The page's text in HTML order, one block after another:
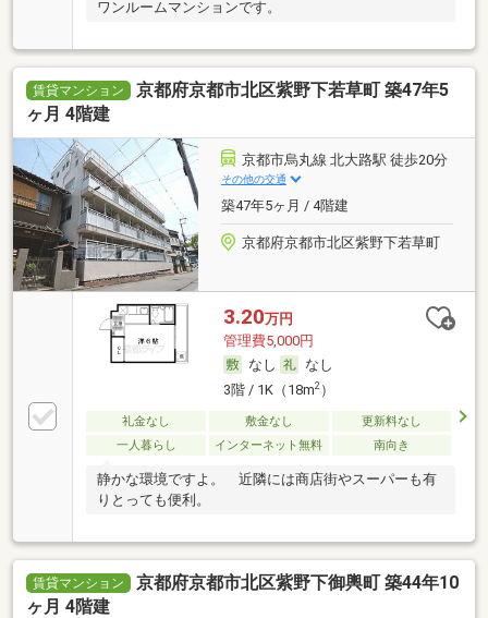
ワンルームマンションです。
賃貸マンション
京都府京都市北区紫野下若草町 築47年5
ヶ月 4階建
京都市烏丸線 北大路駅 徒歩20分
その他の交通
築47年5ヶ月 / 4階建
京都府京都市北区紫野下若草町
3.20万円
管理費5,000円
なし
なし
3階 / 1K（18m2）
礼金なし 敷金なし
更新料なし
一人暮らし
インターネット無料 南向き
静かな環境ですよ。 近隣には商店街やスーパーも有
りとっても便利。
賃貸マンション
京都府京都市北区紫野下御輿町 築44年10
ヶ月 4階建